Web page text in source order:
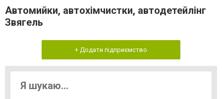
Автомийки, автохімчистки, автодетейлінг
Звягель
+ Додати підприємство